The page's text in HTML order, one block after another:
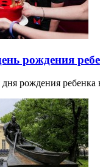
рождения
дня рождения